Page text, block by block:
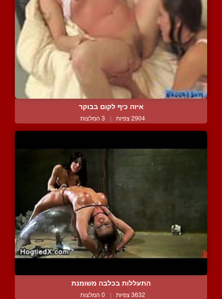
איזה כיף לקום בבוקר
2904 צפיות | 3 המלצות
התעללות בכלבה משומנת
3632 צפיות | 0 המלצות